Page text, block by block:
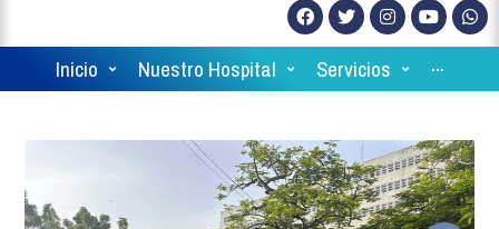
Inicio Nuestro Hospital Servicios ···